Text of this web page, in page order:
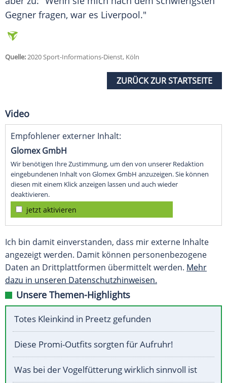
Gegner fragen, war es Liverpool."
Quelle:2020 Sport-Informations-Dienst, Köln
ZURÜCK ZUR STARTSEITE
Video
Empfohlener externer Inhalt:
Glomex GmbH
Wir benötigen Ihre Zustimmung, um den von unserer Redaktion
eingebundenen Inhalt von Glomex GmbH anzuzeigen. Sie können
diesen mit einem Klick anzeigen lassen und auch wieder
deaktivieren.
jetzt aktivieren
Ich bin damit einverstanden, dass mir externe Inhalte
angezeigt werden. Damit können personenbezogene
Daten an Drittplattformen übermittelt werden. Mehr
dazu in unseren Datenschutzhinweisen.
Unsere Themen-Highlights
Totes Kleinkind in Preetz gefunden
Diese Promi-Outfits sorgten für Aufruhr!
Was bei der Vogelfütterung wirklich sinnvoll ist